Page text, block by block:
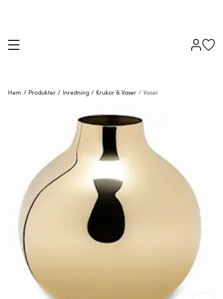
Hem / Produkter / Inredning / Krukor & Vaser / Vaser